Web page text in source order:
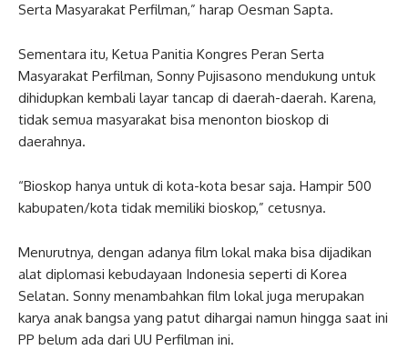
Serta Masyarakat Perfilman,” harap Oesman Sapta.
Sementara itu, Ketua Panitia Kongres Peran Serta
Masyarakat Perfilman, Sonny Pujisasono mendukung untuk
dihidupkan kembali layar tancap di daerah-daerah. Karena,
tidak semua masyarakat bisa menonton bioskop di
daerahnya.
“Bioskop hanya untuk di kota-kota besar saja. Hampir 500
kabupaten/kota tidak memiliki bioskop,” cetusnya.
Menurutnya, dengan adanya film lokal maka bisa dijadikan
alat diplomasi kebudayaan Indonesia seperti di Korea
Selatan. Sonny menambahkan film lokal juga merupakan
karya anak bangsa yang patut dihargai namun hingga saat ini
PP belum ada dari UU Perfilman ini.